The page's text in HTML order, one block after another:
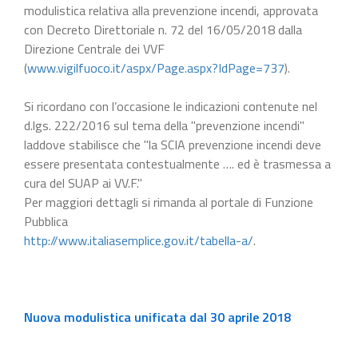
modulistica relativa alla prevenzione incendi, approvata
con Decreto Direttoriale n. 72 del 16/05/2018 dalla
Direzione Centrale dei VVF
(www.vigilfuoco.it/aspx/Page.aspx?IdPage=737).
Si ricordano con l’occasione le indicazioni contenute nel
d.lgs. 222/2016 sul tema della "prevenzione incendi"
laddove stabilisce che "la SCIA prevenzione incendi deve
essere presentata contestualmente …. ed è trasmessa a
cura del SUAP ai VV.F."
Per maggiori dettagli si rimanda al portale di Funzione
Pubblica
http://www.italiasemplice.gov.it/tabella-a/.
Nuova modulistica unificata dal 30 aprile 2018